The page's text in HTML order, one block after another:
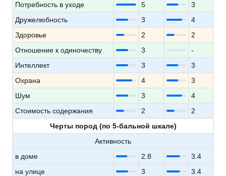
Потребность в уходе
5
3
Дружелюбность
3
4
Здоровье
2
2
Отношение к одиночеству
3
-
Интеллект
3
3
Охрана
4
3
Шум
3
4
Стоимость содержания
2
2
Черты пород (по 5-бальной шкале)
Активность
в доме
2.8
3.4
на улице
3
3.4